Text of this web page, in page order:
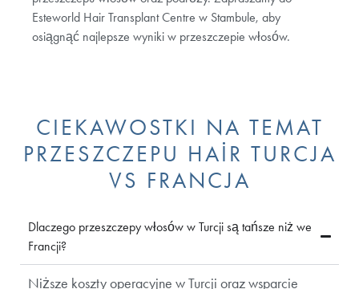
Esteworld Hair Transplant Centre w Stambule, aby
osiągnąć najlepsze wyniki w przeszczepie włosów.
CIEKAWOSTKI NA TEMAT
PRZESZCZEPU HAİR TURCJA
VS FRANCJA
Dlaczego przeszczepy włosów w Turcji są tańsze niż we
Francji?
Niższe koszty operacyjne w Turcji oraz wsparcie